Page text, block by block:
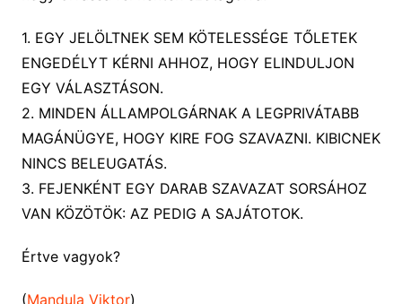
1. EGY JELÖLTNEK SEM KÖTELESSÉGE TŐLETEK
ENGEDÉLYT KÉRNI AHHOZ, HOGY ELINDULJON
EGY VÁLASZTÁSON.
2. MINDEN ÁLLAMPOLGÁRNAK A LEGPRIVÁTABB
MAGÁNÜGYE, HOGY KIRE FOG SZAVAZNI. KIBICNEK
NINCS BELEUGATÁS.
3. FEJENKÉNT EGY DARAB SZAVAZAT SORSÁHOZ
VAN KÖZÖTÖK: AZ PEDIG A SAJÁTOTOK.
Értve vagyok?
(Mandula Viktor)